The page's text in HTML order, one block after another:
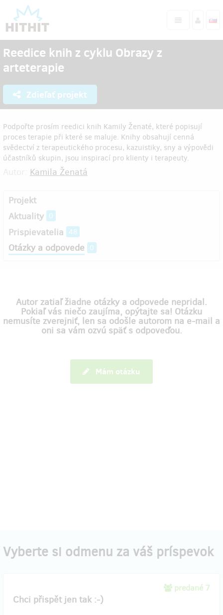
Reedice knih z cyklu Obrazy z
arteterapie
Zdieľať projekt
Podpořte prosím reedici knih Kamily Ženaté, které popisují
proces terapie při které se maluje. Knihy obsahují cenná
svědectví z terapeutického procesu, kazuistiky, sny a výpovědi
účastníků skupin, jsou inspirací pro klienty i terapeuty.
Kamila Ženatá
Projekt
Aktuality 0
Prispievatelia 48
Otázky a odpovede 0
Autor zatiaľ žiadne otázky a odpovede nepridal.
Pokiaľ vás niečo zaujíma, opýtajte sa! Otázku
nemusíte zverejniť, len sa odošle autorom na e-mail a
oni sa vám ozvú späť s odpoveďou.
Mám otázku
Vyberte si odmenu za váš príspevok
predané 7
Chci přispět jen tak :-)